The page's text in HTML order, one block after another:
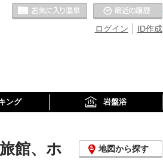
ID作成
ログイン
お気に入りの温泉
ング 岩盤浴
館、ホ
地図から探す